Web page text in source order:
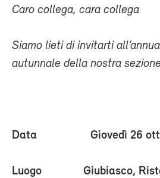
Caro collega, cara collega
Siamo lieti di invitarti
autunnale della nostra
Data Giovedì 26
Luogo Giubiasco,